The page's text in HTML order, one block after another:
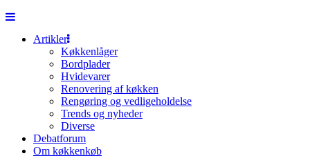
Artikler
Køkkenlåger
Bordplader
Hvidevarer
Renovering af køkken
Rengøring og vedligeholdelse
Trends og nyheder
Diverse
Debatforum
Om køkkenkøb